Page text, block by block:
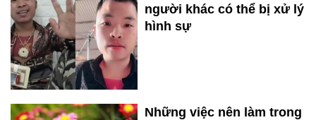
người khác có thể bị xử lý
hình sự
Những việc nên làm trong